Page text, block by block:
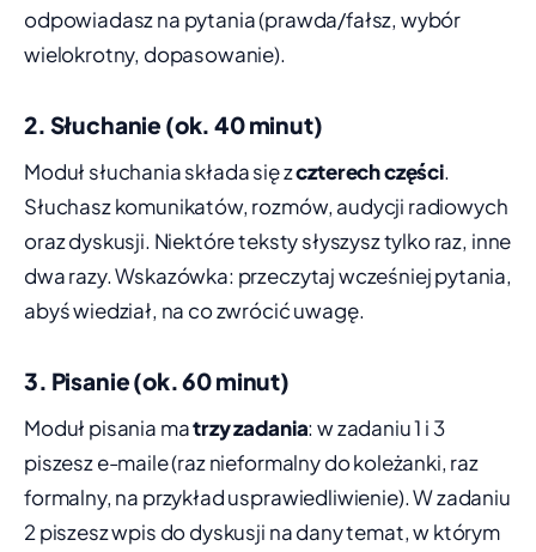
odpowiadasz na pytania (prawda/fałsz, wybór
wielokrotny, dopasowanie).
2. Słuchanie (ok. 40 minut)
Moduł słuchania składa się zczterech części.
Słuchasz komunikatów, rozmów, audycji radiowych
oraz dyskusji. Niektóre teksty słyszysz tylko raz, inne
dwa razy. Wskazówka: przeczytaj wcześniej pytania,
abyś wiedział, na co zwrócić uwagę.
3. Pisanie (ok. 60 minut)
Moduł pisania matrzy zadania: w zadaniu 1 i 3
piszesz e-maile (raz nieformalny do koleżanki, raz
formalny, na przykład usprawiedliwienie). W zadaniu
2 piszesz wpis do dyskusji na dany temat, w którym